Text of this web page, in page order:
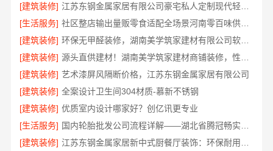
[建筑装修]
江苏东钢金属家居有限公司豪宅私人定制现代轻奢流程
[生活服务]
社区整店输出量贩零食适配全场景河南零百味供应链有限公司
[建筑装修]
环保无甲醛装修，湖南美学筑家建材有限公司软装配套一站式搞定
[建筑装修]
[建筑装修] 艺术漆屏风隔断价格，江苏东钢金属家居有限公司
[建筑装修] 全案设计卫生间304材质-慕新不锈钢
[建筑装修] 优质室内设计哪家好？创亿讯更专业
[生活服务]
[建筑装修]